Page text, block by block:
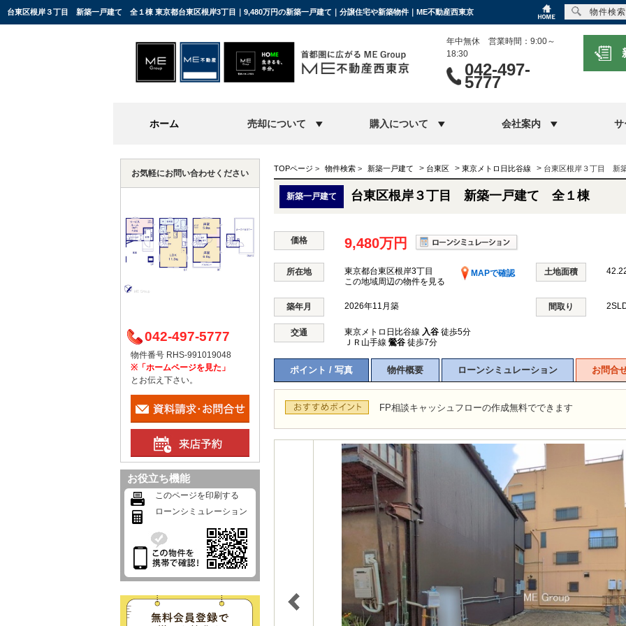
台東区根岸３丁目 新築一戸建て 全１棟 東京都台東区根岸3丁目｜9,480万円の新築一戸建て｜分譲住宅や新築物件｜ME不動産西東京
年中無休 営業時間：9:00～
18:30
042-497-
5777
ホーム 売却について 購入について 会社案内
TOPページ > 物件検索 > 新築一戸建て > 台東区 > 東京メトロ日比谷線 > 台東区根岸３丁目 新
新築一戸建て 台東区根岸３丁目 新築一戸建て 全１棟
価格 9,480万円
所在地 東京都台東区根岸3丁目
MAPで確認
この地域周辺の物件を見る
土地面積
築年月 2026年11月築 間取り
交通 東京メトロ日比谷線 入谷 徒歩5分
ＪＲ山手線 鶯谷 徒歩7分
ポイント / 写真 物件概要 ローンシミュレーション お問合
FP相談キャッシュフローの作成無料でできます
お気軽にお問い合わせください
042-497-5777
物件番号 RHS-991019048
※「ホームページを見た」
とお伝え下さい。
お役立ち機能
このページを印刷する
ローンシミュレーション
物件検索